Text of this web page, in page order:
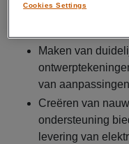
Maken van
van
Creëren van
ondersteuning
levering van
Cookies Settings